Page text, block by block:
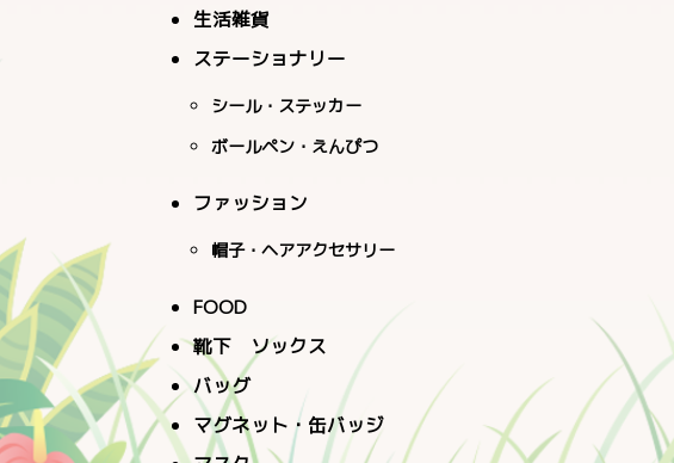
生活雑貨
ステーショナリー
シール・ステッカー
ボールペン・えんぴつ
ファッション
帽子・ヘアアクセサリー
FOOD
靴下 ソックス
バッグ
マグネット・缶バッジ